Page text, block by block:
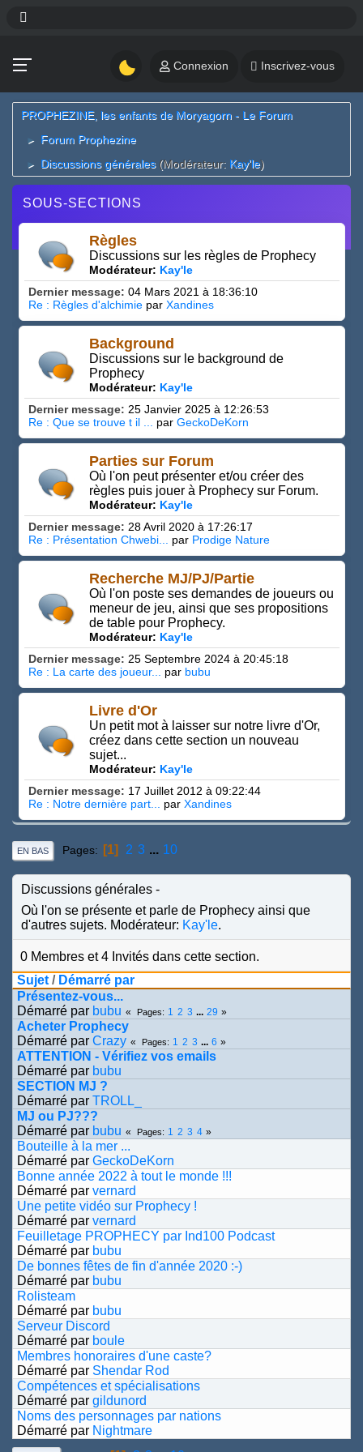
Connexion Inscrivez-vous
PROPHEZINE, les enfants de Moryagorn - Le Forum
► Forum Prophezine
► Discussions générales (Modérateur: Kay'le)
SOUS-SECTIONS
Règles
Discussions sur les règles de Prophecy
Modérateur: Kay'le
Dernier message: 04 Mars 2021 à 18:36:10
Re : Règles d'alchimiepar Xandines
Background
Discussions sur le background de
Prophecy
Modérateur: Kay'le
Dernier message: 25 Janvier 2025 à 12:26:53
Re : Que se trouve t il ...
par GeckoDeKorn
Parties sur Forum
Où l'on peut présenter et/ou créer des
règles puis jouer à Prophecy sur Forum.
Modérateur: Kay'le
Dernier message: 28 Avril 2020 à 17:26:17
Re : Présentation Chwebi...
par Prodige Nature
Recherche MJ/PJ/Partie
Où l'on poste ses demandes de joueurs ou
meneur de jeu, ainsi que ses propositions
de table pour Prophecy.
Modérateur: Kay'le
Dernier message: 25 Septembre 2024 à 20:45:18
Re : La carte des joueur...
par bubu
Livre d'Or
Un petit mot à laisser sur notre livre d'Or,
créez dans cette section un nouveau
sujet...
Modérateur: Kay'le
Dernier message: 17 Juillet 2012 à 09:22:44
Re : Notre dernière part...
par Xandines
EN BAS Pages 1 2 3 ... 10
Discussions générales
Où l'on se présente et parle de Prophecy ainsi que
d'autres sujets. Modérateur: Kay'le.
0 Membres et 4 Invités dans cette section.
Sujet / Démarré par
Présentez-vous...
Démarré par bubu Pages 1 2 3 ... 29
Acheter Prophecy
Démarré par Crazy Pages 1 2 3 ... 6
ATTENTION - Vérifiez vos emails
Démarré par bubu
SECTION MJ ?
Démarré par TROLL_
MJ ou PJ???
Démarré par bubu Pages 1 2 3 4
Bouteille à la mer ...
Démarré par GeckoDeKorn
Bonne année 2022 à tout le monde !!!
Démarré par vernard
Une petite vidéo sur Prophecy !
Démarré par vernard
Feuilletage PROPHECY par Ind100 Podcast
Démarré par bubu
De bonnes fêtes de fin d'année 2020 :-)
Démarré par bubu
Rolisteam
Démarré par bubu
Serveur Discord
Démarré par boule
Membres honoraires d'une caste?
Démarré par Shendar Rod
Compétences et spécialisations
Démarré par gildunord
Noms des personnages par nations
Démarré par Nightmare